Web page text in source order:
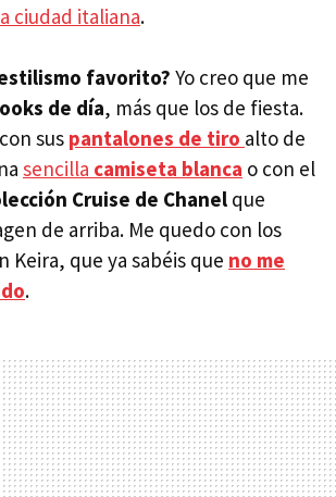
ciudad italiana.
favorito? Yo creo que me
de día, más que los de fiesta.
sus pantalones de tiro alto de
sencilla camiseta blanca o con el
Cruise de Chanel que
de arriba. Me quedo con los
Keira, que ya sabéis que no me
.